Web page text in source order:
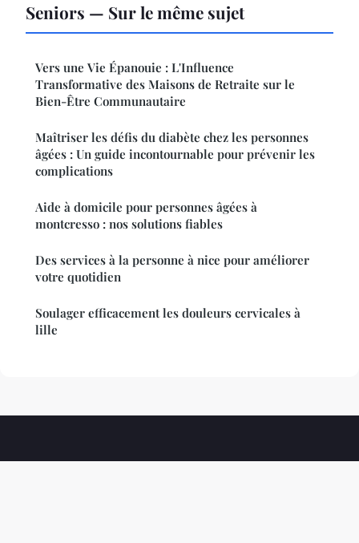
Seniors — Sur le même sujet
Vers une Vie Épanouie : L'Influence
Transformative des Maisons de Retraite sur le
Bien-Être Communautaire
Maîtriser les défis du diabète chez les personnes
âgées : Un guide incontournable pour prévenir les
complications
Aide à domicile pour personnes âgées à
montcresso : nos solutions fiables
Des services à la personne à nice pour améliorer
votre quotidien
Soulager efficacement les douleurs cervicales à
lille
Psycho Doc